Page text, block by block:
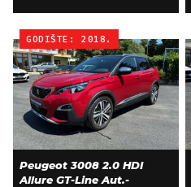
GODIŠTE: 2018.
Peugeot 3008 2.0 HDI
Allure GT-Line Aut.-